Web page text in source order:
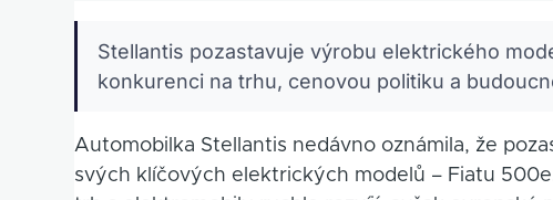
Stellantis pozastavuje výrobu elektrického
konkurenci na trhu, cenovou politiku a
Automobilka Stellantis nedávno oznámila, že
svých klíčových elektrických modelů – Fiatu